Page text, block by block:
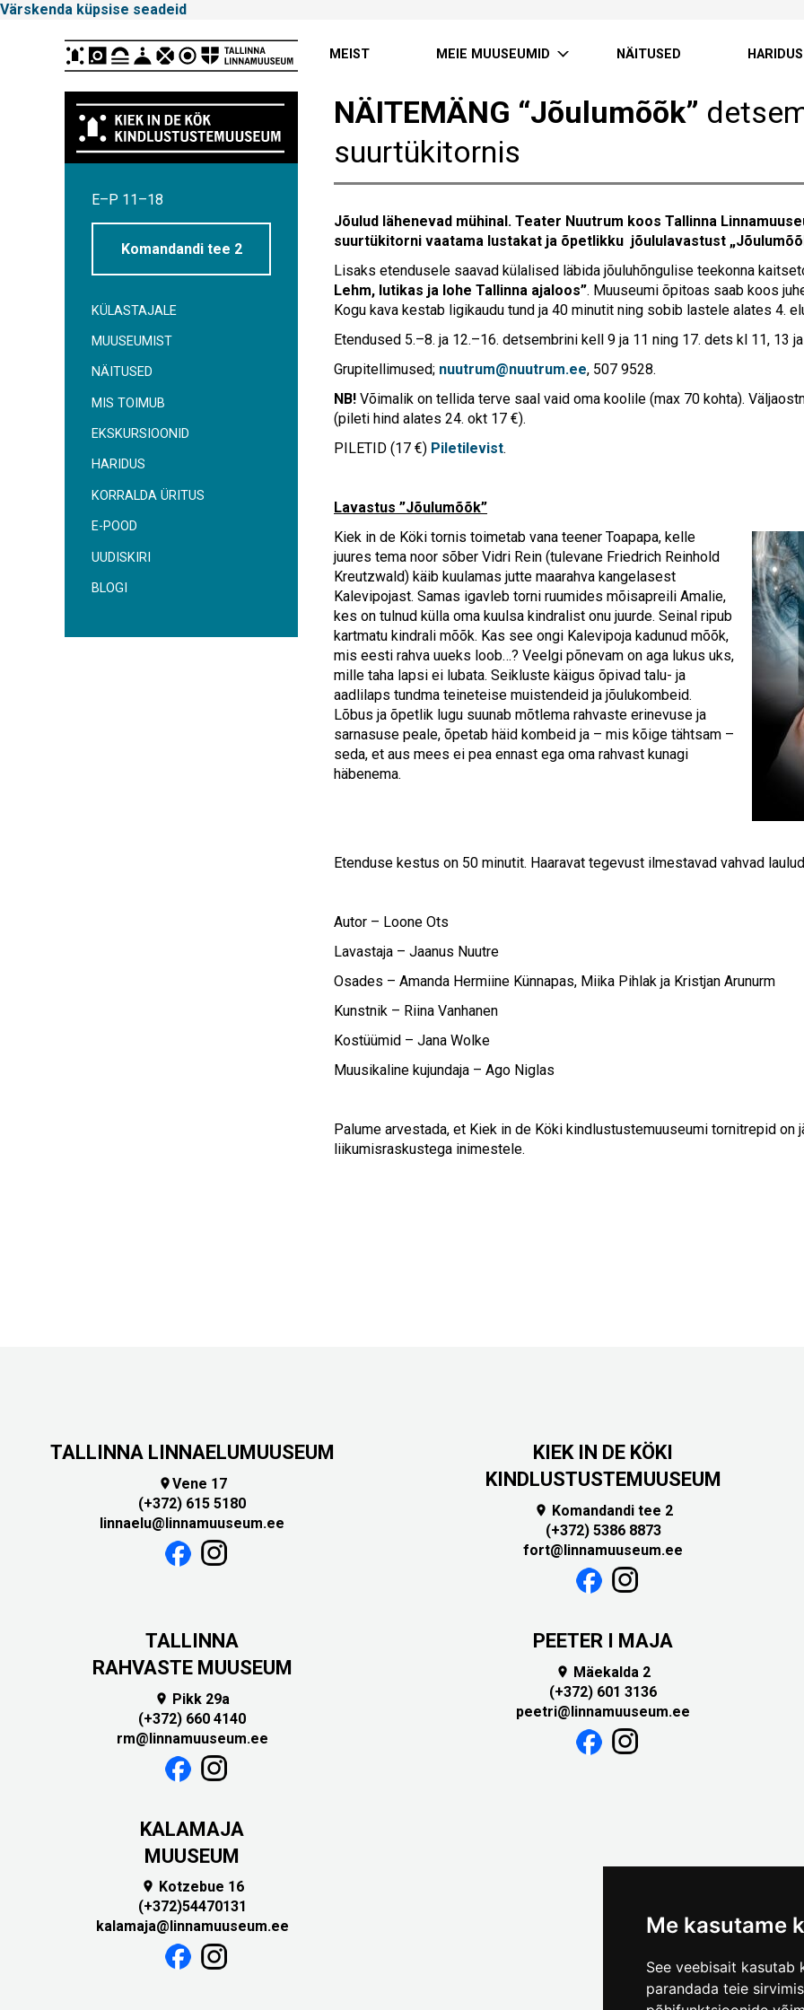
Me kasutame
See veebisait kasutab
parandada teie
Värskenda küpsise seadeid
Linnamuuseum
MEIST MEIE MUUSEUMID NÄITUSED HARIDUS
E–P 11–18
Komandandi tee 2
KÜLASTAJALE
MUUSEUMIST
NÄITUSED
MIS TOIMUB
EKSKURSIOONID
HARIDUS
KORRALDA ÜRITUS
E-POOD
UUDISKIRI
BLOGI
NÄITEMÄNG “Jõulumõõk”
suurtükitornis
Jõulud lähenevad mühinal. Teater Nuutrum koos Tallinna
suurtükitorni vaatama lustakat ja õpetlikku jõululavastust
Lisaks etendusele saavad külalised läbida jõuluhõngulise teekonna
Lehm, lutikas ja lohe Tallinna ajaloos”. Muuseumi õpitoas saab koos
Kogu kava kestab ligikaudu tund ja 40 minutit ning sobib lastele alates 4.
Etendused 5.–8. ja 12.–16. detsembrini kell 9 ja 11 ning 17. dets kl 11, 13
Grupitellimused; nuutrum@nuutrum.ee, 507 9528.
NB! Võimalik on tellida terve saal vaid oma koolile (max 70 kohta).
(pileti hind alates 24. okt 17 €).
PILETID (17 €) Piletilevist.
Lavastus ”Jõulumõõk”
Kiek in de Köki tornis toimetab vana teener Toapapa, kelle
juures tema noor sõber Vidri Rein (tulevane Friedrich Reinhold
Kreutzwald) käib kuulamas jutte maarahva kangelasest
Kalevipojast. Samas igavleb torni ruumides mõisapreili Amalie,
kes on tulnud külla oma kuulsa kindralist onu juurde. Seinal ripub
kartmatu kindrali mõõk. Kas see ongi Kalevipoja kadunud mõõk,
mis eesti rahva uueks loob…? Veelgi põnevam on aga lukus uks,
mille taha lapsi ei lubata. Seikluste käigus õpivad talu- ja
aadlilaps tundma teineteise muistendeid ja jõulukombeid.
Lõbus ja õpetlik lugu suunab mõtlema rahvaste erinevuse ja
sarnasuse peale, õpetab häid kombeid ja – mis kõige tähtsam –
seda, et aus mees ei pea ennast ega oma rahvast kunagi
häbenema.
Etenduse kestus on 50 minutit. Haaravat tegevust ilmestavad vahvad
Autor – Loone Ots
Lavastaja – Jaanus Nuutre
Osades – Amanda Hermiine Künnapas, Miika Pihlak ja Kristjan Arunurm
Kunstnik – Riina Vanhanen
Kostüümid – Jana Wolke
Muusikaline kujundaja – Ago Niglas
Palume arvestada, et Kiek in de Köki kindlustustemuuseumi tornitrepid on
liikumisraskustega inimestele.
TALLINNA LINNAELUMUUSEUM
Vene 17
(+372) 615 5180
linnaelu@linnamuuseum.ee
KIEK IN DE KÖKI
KINDLUSTUSTEMUUSEUM
 Komandandi tee 2
(+372) 5386 8873
fort@linnamuuseum.ee
TALLINNA
RAHVASTE MUUSEUM
 Pikk 29a
(+372) 660 4140
rm@linnamuuseum.ee
PEETER I MAJA
 Mäekalda 2
(+372) 601 3136
peetri@linnamuuseum.ee
KALAMAJA
MUUSEUM

Kotzebue 16
(+372)54470131
kalamaja@linnamuuseum.ee